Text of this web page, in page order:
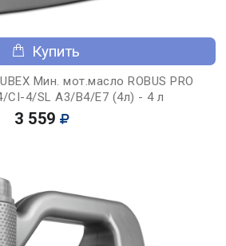
Купить
Мин. мот.масло ROBUS PRO
CI-4/SL A3/B4/E7 (4л) - 4 л
3 559